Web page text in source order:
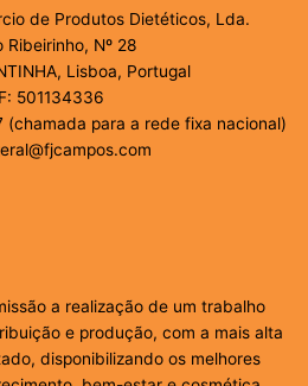
de Produtos Dietéticos, Lda.
Ribeirinho, Nº 28
Lisboa, Portugal
501134336
(chamada para a rede fixa nacional)
a realização de um trabalho
e produção, com a mais alta
disponibilizando os melhores